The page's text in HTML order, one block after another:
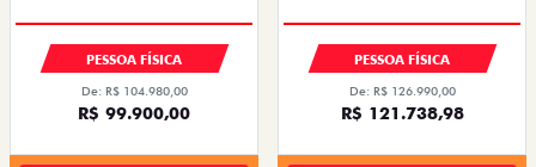
PESSOA FÍSICA
De: R$ 104.980,00
R$ 99.900,00
PESSOA FÍSICA
De: R$ 126.990,00
R$ 121.738,98